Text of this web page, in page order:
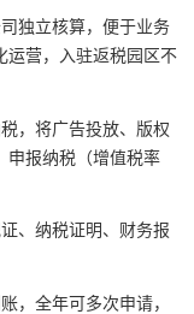
独立核算，便于业务
运营，入驻返税园区不
，将广告投放、版权
申报纳税（增值税率
、纳税证明、财务报
，全年可多次申请，